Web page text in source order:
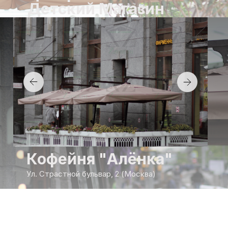
Детский Магазин
Кофейня "Алёнка"
Ул. Страстной бульвар, 2 (Москва)